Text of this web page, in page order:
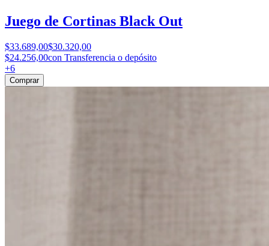
Juego de Cortinas Black Out
$33.689,00$30.320,00
$24.256,00con Transferencia o depósito
+6
Comprar